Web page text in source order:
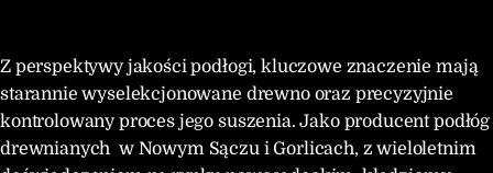
Z perspektywy jakości podłogi, kluczowe znaczenie mają
starannie wyselekcjonowane drewno oraz precyzyjnie
kontrolowany proces jego suszenia. Jako producent podłóg
drewnianych w Nowym Sączu i Gorlicach, z wieloletnim